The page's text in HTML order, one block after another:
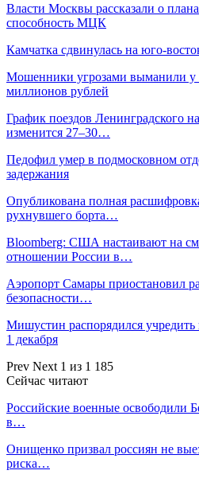
Власти Москвы рассказали о
способность МЦК
Камчатка сдвинулась на юго-
Мошенники угрозами выманили у
миллионов рублей
График поездов
изменится 27–30…
Педофил умер в подмосковном
задержания
Опубликована полная
рухнувшего борта…
Bloomberg: США настаивают на
отношении России в…
Аэропорт Самары приостановил
безопасности…
Мишустин распорядился учредить
1 декабря
Prev Next 1 из 1 185
Сейчас читают
Российские военные освободили
в…
Онищенко призвал россиян не
риска…